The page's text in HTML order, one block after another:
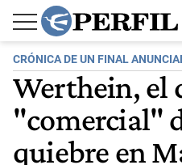
CRÓNICA DE UN FINAL
Werthein, el
"comercial"
quiebre en